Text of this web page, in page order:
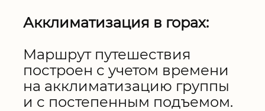
Акклиматизация в горах:
Маршрут путешествия
построен с учетом времени
на акклиматизацию группы
и с постепенным подъемом.